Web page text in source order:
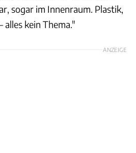
sogar im Innenraum. Plastik,
alles kein Thema."
ANZEIGE